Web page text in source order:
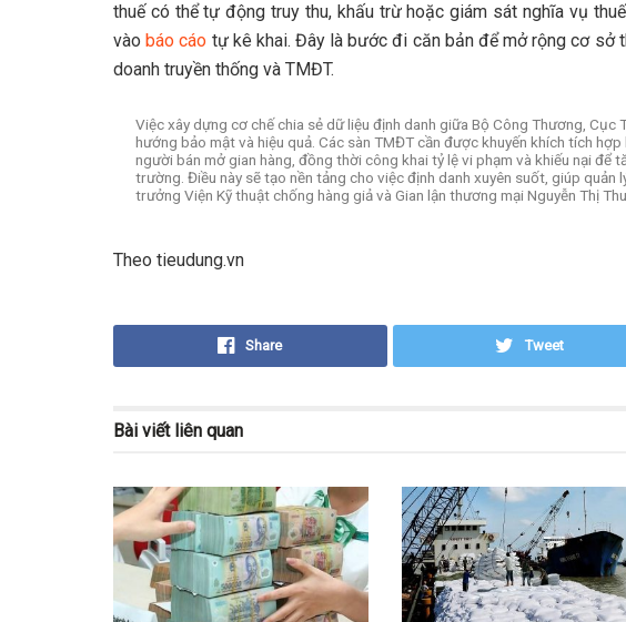
thuế có thể tự động truy thu, khấu trừ hoặc giám sát nghĩa vụ
vào báo cáo tự kê khai. Đây là bước đi căn bản để mở rộng cơ sở
doanh truyền thống và TMĐT.
Việc xây dựng cơ chế chia sẻ dữ liệu định danh giữa Bộ Công Thương, Cục
hướng bảo mật và hiệu quả. Các sàn TMĐT cần được khuyến khích tích
người bán mở gian hàng, đồng thời công khai tỷ lệ vi phạm và khiếu nại để
trường. Điều này sẽ tạo nền tảng cho việc định danh xuyên suốt, giúp quản
trưởng Viện Kỹ thuật chống hàng giả và Gian lận thương mại Nguyễn Thị
Theo tieudung.vn
Share Tweet
Bài viếtliên quan